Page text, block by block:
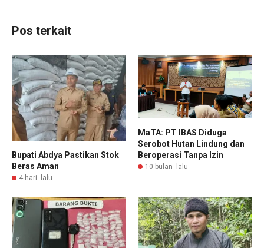
Pos terkait
Bupati Abdya Pastikan Stok
Beras Aman
4 hari lalu
MaTA: PT IBAS Diduga
Serobot Hutan Lindung dan
Beroperasi Tanpa Izin
10 bulan lalu